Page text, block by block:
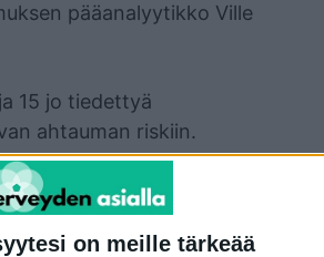
on meille tärkeää
pääanalyytikko Ville
15 jo tiedettyä
ahtauman riskiin.
joutuneet
geenialuetta, jotka